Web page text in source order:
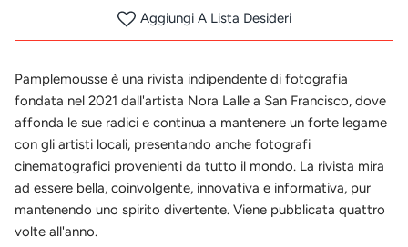
Aggiungi A Lista Desideri
Pamplemousse è una rivista indipendente di fotografia
fondata nel 2021 dall'artista Nora Lalle a San Francisco, dove
affonda le sue radici e continua a mantenere un forte legame
con gli artisti locali, presentando anche fotografi
cinematografici provenienti da tutto il mondo. La rivista mira
ad essere bella, coinvolgente, innovativa e informativa, pur
mantenendo uno spirito divertente. Viene pubblicata quattro
volte all'anno.